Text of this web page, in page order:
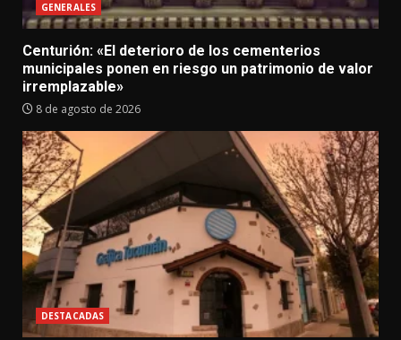
GENERALES
Centurión: «El deterioro de los cementerios
municipales ponen en riesgo un patrimonio de valor
irremplazable»
8 de agosto de 2026
DESTACADAS